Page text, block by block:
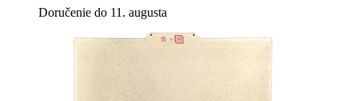
Doručenie do 11. augusta